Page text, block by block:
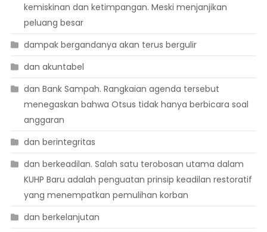
kemiskinan dan ketimpangan. Meski menjanjikan
peluang besar
dampak bergandanya akan terus bergulir
dan akuntabel
dan Bank Sampah. Rangkaian agenda tersebut
menegaskan bahwa Otsus tidak hanya berbicara soal
anggaran
dan berintegritas
dan berkeadilan. Salah satu terobosan utama dalam
KUHP Baru adalah penguatan prinsip keadilan restoratif
yang menempatkan pemulihan korban
dan berkelanjutan